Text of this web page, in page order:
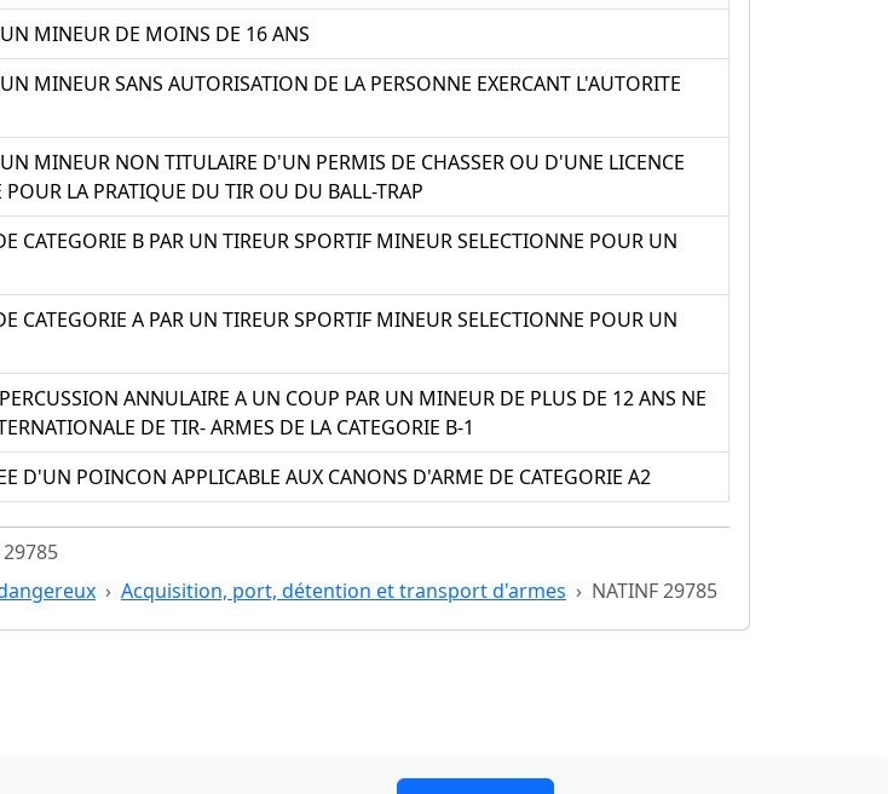
MINEUR DE MOINS DE 16 ANS
MINEUR SANS AUTORISATION DE LA PERSONNE EXERCANT L'AUTORITE
MINEUR NON TITULAIRE D'UN PERMIS DE CHASSER OU D'UNE LICENCE
LA PRATIQUE DU TIR OU DU BALL-TRAP
CATEGORIE B PAR UN TIREUR SPORTIF MINEUR SELECTIONNE POUR UN
CATEGORIE A PAR UN TIREUR SPORTIF MINEUR SELECTIONNE POUR UN
ANNULAIRE A UN COUP PAR UN MINEUR DE PLUS DE 12 ANS NE
DE TIR- ARMES DE LA CATEGORIE B-1
D'UN POINCON APPLICABLE AUX CANONS D'ARME DE CATEGORIE A2
29785
Acquisition, port, détention et transport d'armes NATINF 29785